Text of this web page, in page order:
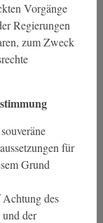
Vorgänge
Regierungen
zum Zweck
für
Grund
Achtung des
der